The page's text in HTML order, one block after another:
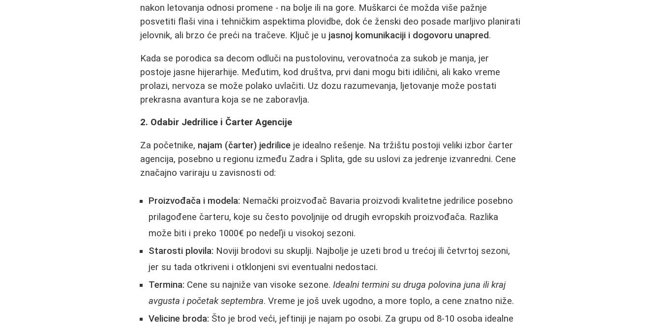
nakon letovanja odnosi promene - na bolje ili na gore. Muškarci će možda više pažnje
posvetiti flaši vina i tehničkim aspektima plovidbe, dok će ženski deo posade marljivo planirati
jelovnik, ali brzo će preći na tračeve. Ključ je u jasnoj komunikaciji i dogovoru unapred.
Kada se porodica sa decom odluči na pustolovinu, verovatnoća za sukob je manja, jer
postoje jasne hijerarhije. Međutim, kod društva, prvi dani mogu biti idilični, ali kako vreme
prolazi, nervoza se može polako uvlačiti. Uz dozu razumevanja, ljetovanje može postati
prekrasna avantura koja se ne zaboravlja.
2. Odabir Jedrilice i Čarter Agencije
Za početnike, najam (čarter) jedrilice je idealno rešenje. Na tržištu postoji veliki izbor čarter
agencija, posebno u regionu između Zadra i Splita, gde su uslovi za jedrenje izvanredni. Cene
značajno variraju u zavisnosti od:
Proizvođača i modela: Nemački proizvođač Bavaria proizvodi kvalitetne jedrilice posebno
prilagođene čarteru, koje su često povoljnije od drugih evropskih proizvođača. Razlika
može biti i preko 1000€ po nedeľji u visokoj sezoni.
Starosti plovila: Noviji brodovi su skuplji. Najbolje je uzeti brod u trećoj ili četvrtoj sezoni,
jer su tada otkriveni i otklonjeni svi eventualni nedostaci.
Termina: Cene su najniže van visoke sezone.Idealni termini su druga polovina juna ili kraj
avgusta i početak septembra. Vreme je još uvek ugodno, a more toplo, a cene znatno niže.
Velicine broda: Što je brod veći, jeftiniji je najam po osobi. Za grupu od 8-10 osoba idealne